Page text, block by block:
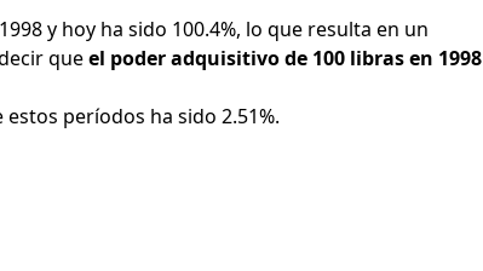
y hoy ha sido 100.4%, lo que resulta en un
queel poder adquisitivo de 100 libras en 1998
períodos ha sido 2.51%.